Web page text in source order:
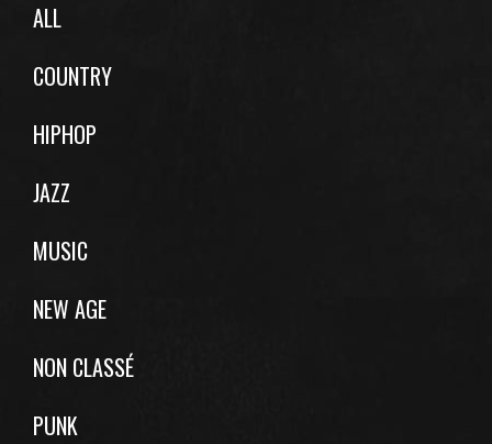
ALL
COUNTRY
HIPHOP
JAZZ
MUSIC
NEW AGE
NON CLASSÉ
PUNK